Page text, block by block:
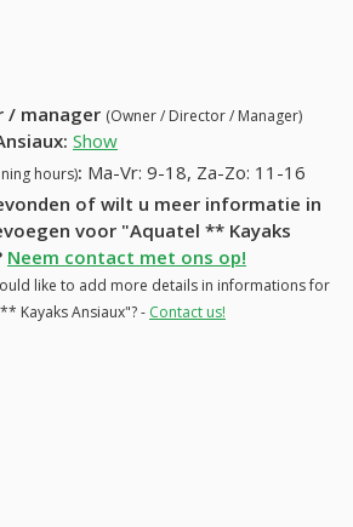
/ manager (Owner / Director / Manager)
: Show
hours): Ma-Vr: 9-18, Za-Zo: 11-16
of wilt u meer informatie in
voor "Aquatel ** Kayaks
Neem contact met ons op!
like to add more details in informations for
Kayaks Ansiaux"? - Contact us!